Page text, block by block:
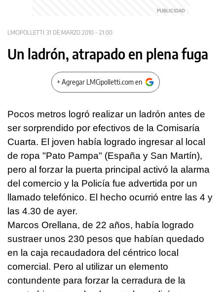
LMCIPOLLETTI 31 DE MARZO 2010 - 21:00
Un ladrón, atrapado en plena fuga
+ Agregar LMCipolletti.com en
Pocos metros logró realizar un ladrón antes de
ser sorprendido por efectivos de la Comisaría
Cuarta. El joven había logrado ingresar al local
de ropa "Pato Pampa" (España y San Martín),
pero al forzar la puerta principal activó la alarma
del comercio y la Policía fue advertida por un
llamado telefónico. El hecho ocurrió entre las 4 y
las 4.30 de ayer.
Marcos Orellana, de 22 años, había logrado
sustraer unos 230 pesos que habían quedado
en la caja recaudadora del céntrico local
comercial. Pero al utilizar un elemento
contundente para forzar la cerradura de la